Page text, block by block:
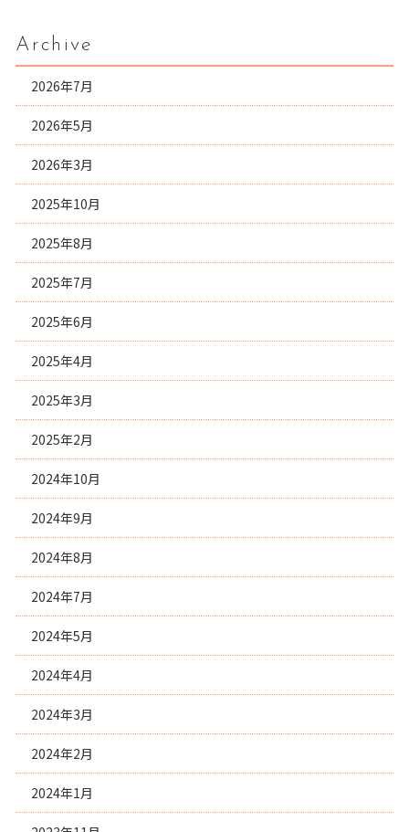
Archive
2026年7月
2026年5月
2026年3月
2025年10月
2025年8月
2025年7月
2025年6月
2025年4月
2025年3月
2025年2月
2024年10月
2024年9月
2024年8月
2024年7月
2024年5月
2024年4月
2024年3月
2024年2月
2024年1月